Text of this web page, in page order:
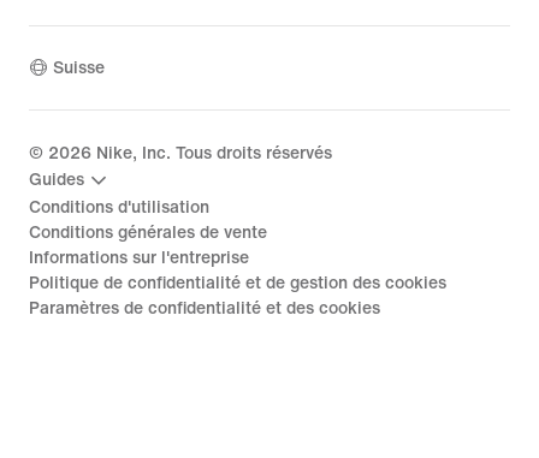
Suisse
© 2026 Nike, Inc. Tous droits réservés
Guides
Conditions d'utilisation
Conditions générales de vente
Informations sur l'entreprise
Politique de confidentialité et de gestion des cookies
Paramètres de confidentialité et des cookies